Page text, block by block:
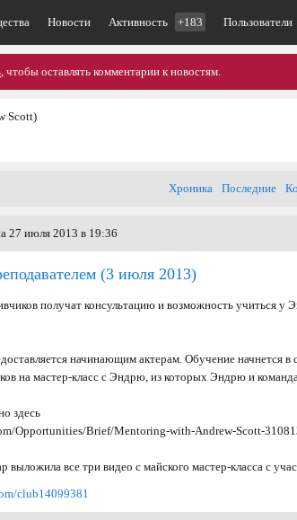
Новости Активность +183 Пользователи
, чтобы оставлять комментарии к новостям.
Scott)
Хроника Последние
27 июля 2013 в 19:36
(3 июля 2013)
получат консультацию и возможность учиться у
начинающим актерам. Обучение начнется в
на мастер-класс с Эндрю, из которых Эндрю и
здесь
Opportunities/Brief/Mentoring-with-Andrew-Scott-
выложила все три видео с майского мастер-класса с
club14099381